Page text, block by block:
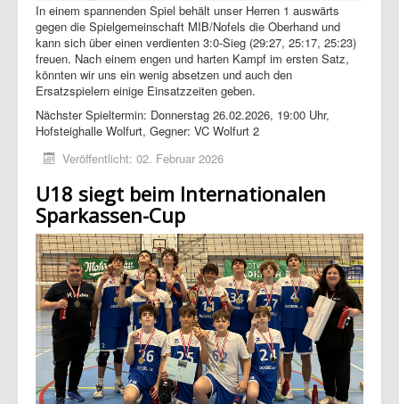
In einem spannenden Spiel behält unser Herren 1 auswärts
gegen die Spielgemeinschaft MIB/Nofels die Oberhand und
kann sich über einen verdienten 3:0-Sieg (29:27, 25:17, 25:23)
freuen. Nach einem engen und harten Kampf im ersten Satz,
könnten wir uns ein wenig absetzen und auch den
Ersatzspielern einige Einsatzzeiten geben.
Nächster Spieltermin: Donnerstag 26.02.2026, 19:00 Uhr,
Hofsteighalle Wolfurt, Gegner: VC Wolfurt 2
Veröffentlicht: 02. Februar 2026
U18 siegt beim Internationalen
Sparkassen-Cup